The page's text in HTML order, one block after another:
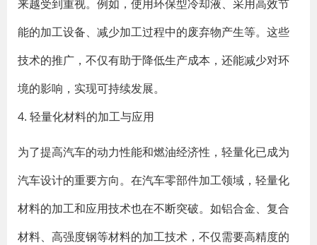
来越受到重视。例如，使用环保型冷却液、采用高效节
能的加工设备、减少加工过程中的废弃物产生等。这些
技术的推广，不仅有助于降低生产成本，还能减少对环
境的影响，实现可持续发展。
4. 轻量化材料的加工与应用
为了提高汽车的动力性能和燃油经济性，轻量化已成为
汽车设计的重要方向。在汽车零部件加工领域，轻量化
材料的加工和应用技术也在不断突破。如铝合金、复合
材料、高强度钢等材料的加工技术，不仅需要高精度的